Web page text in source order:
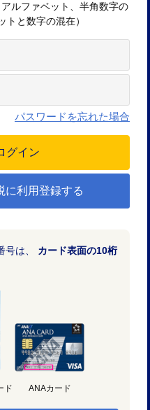
ルファベット、半角数字の
と数字の混在）
パスワードを忘れた場合
に利用登録する
号は、 カード表面の10桁
ド ANAカード